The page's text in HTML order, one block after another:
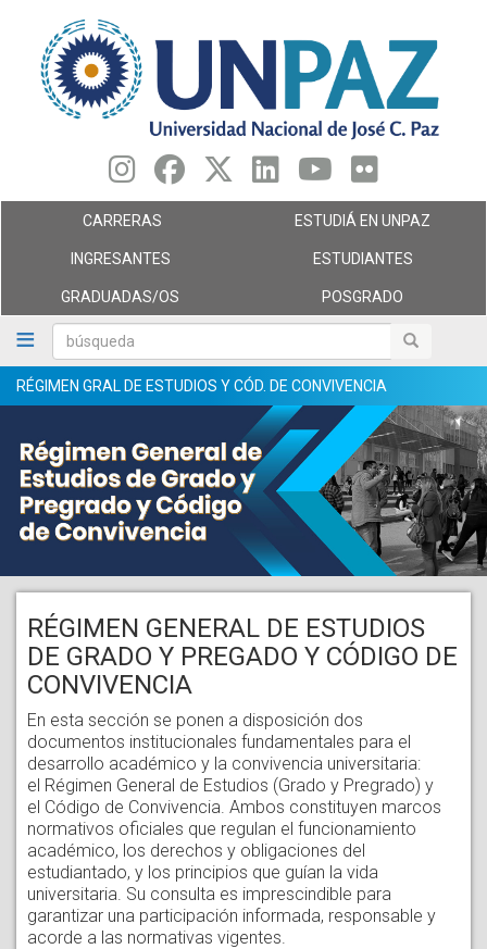
contenido
principal
búsqueda búsqueda
CARRERAS ESTUDIÁ EN UNPAZ
INGRESANTES ESTUDIANTES
GRADUADAS/OS POSGRADO
RÉGIMEN GRAL DE ESTUDIOS Y CÓD. DE CONVIVENCIA
RÉGIMEN GENERAL DE ESTUDIOS
DE GRADO Y PREGADO Y CÓDIGO DE
CONVIVENCIA
En esta sección se ponen a disposición dos
documentos institucionales fundamentales para el
desarrollo académico y la convivencia universitaria:
el Régimen General de Estudios (Grado y Pregrado) y
el Código de Convivencia. Ambos constituyen marcos
normativos oficiales que regulan el funcionamiento
académico, los derechos y obligaciones del
estudiantado, y los principios que guían la vida
universitaria. Su consulta es imprescindible para
garantizar una participación informada, responsable y
acorde a las normativas vigentes.